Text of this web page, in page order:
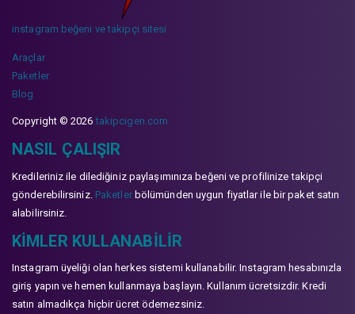
instagram beğeni ve takipçi sitesi
Araçlar
Paketler
Blog
Copyright © 2026takipcigen.com
NASIL ÇALIŞIR
Kredileriniz ile dilediğiniz paylaşımınıza beğeni ve profilinize takipçi
gönderebilirsiniz. Paketlerbölümünden uygun fiyatlar ile bir paket satın
alabilirsiniz.
KIMLER KULLANABILIR
Instagram üyeliği olan herkes sistemi kullanabilir. Instagram hesabınızla
giriş yapın ve hemen kullanmaya başlayın. Kullanım ücretsizdir. Kredi
satın almadıkça hiçbir ücret ödemezsiniz.